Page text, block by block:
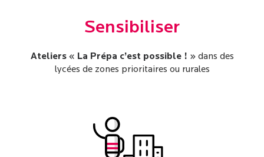
Sensibiliser
Ateliers « La Prépa c’est possible ! »dans des
lycées de zones prioritaires ou rurales